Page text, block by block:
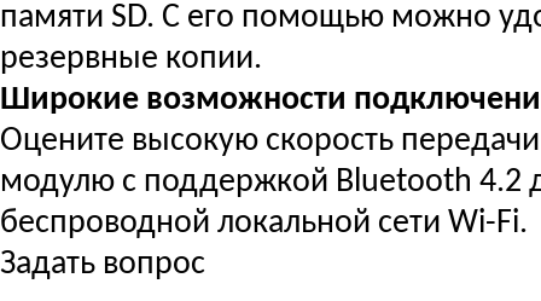
памяти SD. С его помощью можно
резервные копии.
Широкие возможности
Оцените высокую скорость
модулю с поддержкой Bluetooth 4.2
беспроводной локальной сети Wi-Fi.
Задать вопрос